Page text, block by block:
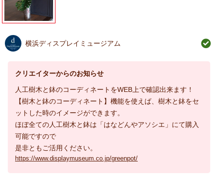
横浜ディスプレイミュージアム
クリエイターからのお知らせ
人工樹木と鉢のコーディネートをWEB上で確認出来ます！
【樹木と鉢のコーディネート】機能を使えば、樹木と鉢をセ
ットした時のイメージができます。
ほぼ全ての人工樹木と鉢は「はなどんやアソシエ」にて購入
可能ですので
是非ともご活用ください。
https://www.displaymuseum.co.jp/greenpot/